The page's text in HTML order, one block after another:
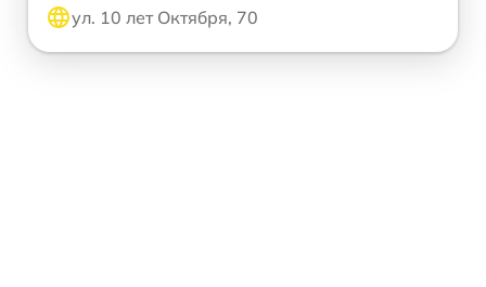
ул. 10 лет Октября, 70